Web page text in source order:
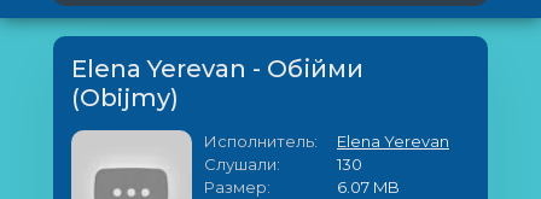
Elena Yerevan - Обійми
(Obijmy)
Исполнитель:
Elena Yerevan
Слушали:
130
Размер:
6.07 MB